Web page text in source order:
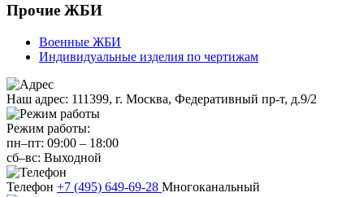
Прочие ЖБИ
Военные ЖБИ
Индивидуальные изделия по чертижам
Наш адрес: 111399, г. Москва, Федеративный пр-т, д.9/2
Режим работы:
пн–пт: 09:00 – 18:00
сб–вс: Выходной
Телефон +7 (495) 649-69-28 Многоканальный